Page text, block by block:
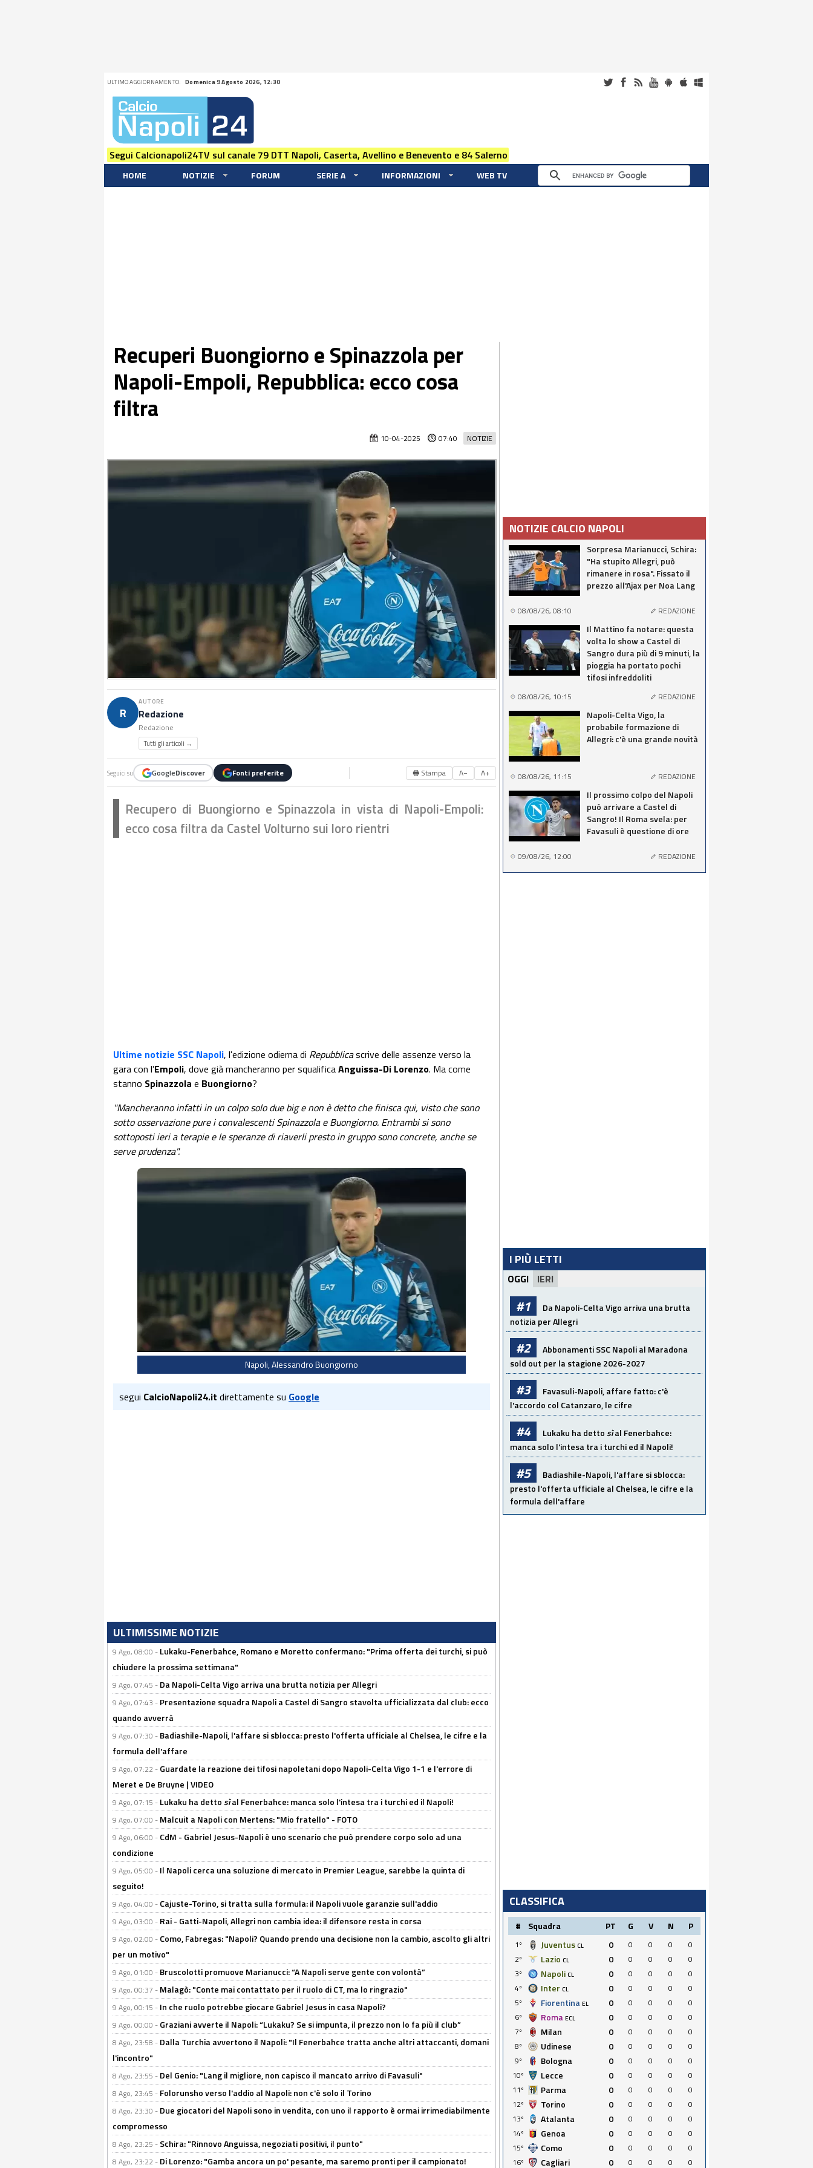
ULTIMO AGGIORNAMENTO: Domenica 9 Agosto 2026, 12:30
Segui Calcionapoli24TV sul canale 79 DTT Napoli, Caserta, Avellino e Benevento e 84 Salerno
HOME NOTIZIE FORUM SERIE A INFORMAZIONI WEB TV
Recuperi Buongiorno e Spinazzola per
Napoli-Empoli, Repubblica: ecco cosa
filtra
NOTIZIE
10-04-2025 07:40
R
AUTORE
Redazione
Redazione
Tutti gli articoli →
Seguici su GoogleDiscover Fonti preferite 🖶 Stampa A− A+
Recupero di Buongiorno e Spinazzola in vista di Napoli-Empoli:
ecco cosa filtra da Castel Volturno sui loro rientri
Ultime notizie SSC Napoli, l'edizione odierna di Repubblicascrive delle assenze verso la
gara con l'Empoli, dove già mancheranno per squalificaAnguissa-Di Lorenzo. Ma come
stanno Spinazzola e Buongiorno?
"Mancheranno infatti in un colpo solo due big e non è detto che finisca qui, visto che sono
sotto osservazione pure i convalescenti Spinazzola e Buongiorno. Entrambi si sono
sottoposti ieri a terapie e le speranze di riaverli presto in gruppo sono concrete, anche se
serve prudenza".
Napoli, Alessandro Buongiorno
segui CalcioNapoli24.it direttamente su Google
ULTIMISSIME NOTIZIE
9 Ago, 08:00 - Lukaku-Fenerbahce, Romano e Moretto confermano: "Prima offerta dei turchi, si può
chiudere la prossima settimana"
9 Ago, 07:45 - Da Napoli-Celta Vigo arriva una brutta notizia per Allegri
9 Ago, 07:43 - Presentazione squadra Napoli a Castel di Sangro stavolta ufficializzata dal club: ecco
quando avverrà
9 Ago, 07:30 - Badiashile-Napoli, l'affare si sblocca: presto l'offerta ufficiale al Chelsea, le cifre e la
formula dell'affare
9 Ago, 07:22 - Guardate la reazione dei tifosi napoletani dopo Napoli-Celta Vigo 1-1 e l'errore di
Meret e De Bruyne | VIDEO
9 Ago, 07:15 - Lukaku ha dettosìal Fenerbahce: manca solo l'intesa tra i turchi ed il Napoli!
9 Ago, 07:00 - Malcuit a Napoli con Mertens: "Mio fratello" - FOTO
9 Ago, 06:00 - CdM - Gabriel Jesus-Napoli è uno scenario che può prendere corpo solo ad una
condizione
9 Ago, 05:00 - Il Napoli cerca una soluzione di mercato in Premier League, sarebbe la quinta di
seguito!
9 Ago, 04:00 - Cajuste-Torino, si tratta sulla formula: il Napoli vuole garanzie sull'addio
9 Ago, 03:00 - Rai - Gatti-Napoli, Allegri non cambia idea: il difensore resta in corsa
9 Ago, 02:00 - Como, Fabregas: "Napoli? Quando prendo una decisione non la cambio, ascolto gli altri
per un motivo"
9 Ago, 01:00 - Bruscolotti promuove Marianucci: “A Napoli serve gente con volontà”
9 Ago, 00:37 - Malagò: "Conte mai contattato per il ruolo di CT, ma lo ringrazio"
9 Ago, 00:15 - In che ruolo potrebbe giocare Gabriel Jesus in casa Napoli?
9 Ago, 00:00 - Graziani avverte il Napoli: “Lukaku? Se si impunta, il prezzo non lo fa più il club”
8 Ago, 23:58 - Dalla Turchia avvertono il Napoli: "Il Fenerbahce tratta anche altri attaccanti, domani
l'incontro"
8 Ago, 23:55 - Del Genio: "Lang il migliore, non capisco il mancato arrivo di Favasuli"
8 Ago, 23:45 - Folorunsho verso l'addio al Napoli: non c'è solo il Torino
8 Ago, 23:30 - Due giocatori del Napoli sono in vendita, con uno il rapporto è ormai irrimediabilmente
compromesso
8 Ago, 23:25 - Schira: "Rinnovo Anguissa, negoziati positivi, il punto"
8 Ago, 23:22 - Di Lorenzo: "Gamba ancora un po' pesante, ma saremo pronti per il campionato!
NOTIZIE CALCIO NAPOLI
Sorpresa Marianucci, Schira:
"Ha stupito Allegri, può
rimanere in rosa". Fissato il
prezzo all'Ajax per Noa Lang
08/08/26, 08:10 REDAZIONE
Il Mattino fa notare: questa
volta lo show a Castel di
Sangro dura più di 9 minuti, la
pioggia ha portato pochi
tifosi infreddoliti
08/08/26, 10:15 REDAZIONE
Napoli-Celta Vigo, la
probabile formazione di
Allegri: c'è una grande novità
08/08/26, 11:15 REDAZIONE
Il prossimo colpo del Napoli
può arrivare a Castel di
Sangro! Il Roma svela: per
Favasuli è questione di ore
09/08/26, 12:00 REDAZIONE
I PIÙ LETTI
OGGI IERI
#1
Da Napoli-Celta Vigo arriva una brutta
notizia per Allegri
#2
Abbonamenti SSC Napoli al Maradona
sold out per la stagione 2026-2027
#3
Favasuli-Napoli, affare fatto: c'è
l'accordo col Catanzaro, le cifre
#4 Lukaku ha dettosìal Fenerbahce:
manca solo l'intesa tra i turchi ed il Napoli!
#5
Badiashile-Napoli, l'affare si sblocca:
presto l'offerta ufficiale al Chelsea, le cifre e la
formula dell'affare
CLASSIFICA
# Squadra PT G V N P
1º Juventus CL 0 0 0 0
0
2º
Lazio CL 0 0 0 0
0
3º
Napoli CL 0 0 0 0
0
4º
Inter CL 0 0 0 0
0
5º
Fiorentina EL 0 0 0 0
0
6º
Roma ECL 0 0 0 0
0
7º
Milan 0 0 0 0
0
8º
Udinese 0 0 0 0
0
9º
Bologna 0 0 0 0
0
10º
Lecce 0 0 0 0
0
11º
Parma 0 0 0 0
0
12º
Torino 0 0 0 0
0
13º
Atalanta 0 0 0 0
0
14º
Genoa 0 0 0 0
0
15º
Como 0 0 0 0
0
16º
Cagliari 0 0 0 0 0